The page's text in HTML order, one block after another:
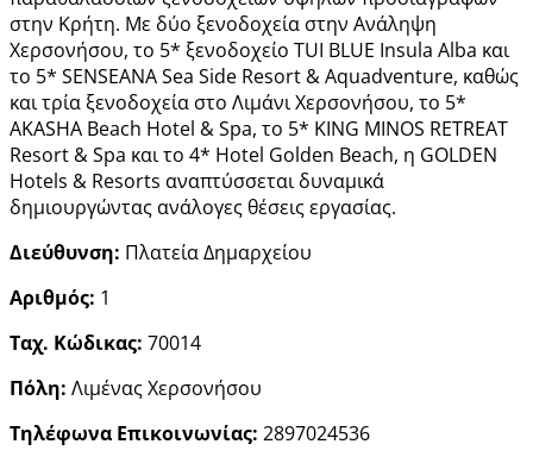
στην Κρήτη. Με δύο ξενοδοχεία στην Ανάληψη
Χερσονήσου, το 5* ξενοδοχείο TUI BLUE Insula Alba και
το 5* SENSEANA Sea Side Resort & Aquadventure, καθώς
και τρία ξενοδοχεία στο Λιμάνι Χερσονήσου, το 5*
AKASHA Beach Hotel & Spa, το 5* KING MINOS RETREAT
Resort & Spa και το 4* Hotel Golden Beach, η GOLDEN
Hotels & Resorts αναπτύσσεται δυναμικά
δημιουργώντας ανάλογες θέσεις εργασίας.
Διεύθυνση: Πλατεία Δημαρχείου
Αριθμός: 1
Ταχ. Κώδικας: 70014
Πόλη: Λιμένας Χερσονήσου
Τηλέφωνα Επικοινωνίας: 2897024536